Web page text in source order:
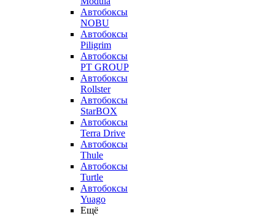
Автобоксы
NOBU
Автобоксы
Piligrim
Автобоксы
PT GROUP
Автобоксы
Rollster
Автобоксы
StarBOX
Автобоксы
Terra Drive
Автобоксы
Thule
Автобоксы
Turtle
Автобоксы
Yuago
Ещё